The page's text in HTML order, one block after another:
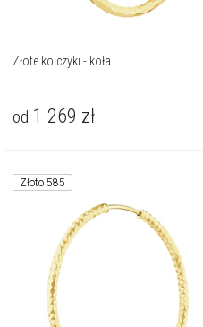
Złote kolczyki - koła
od 1 269 zł
Złoto 585